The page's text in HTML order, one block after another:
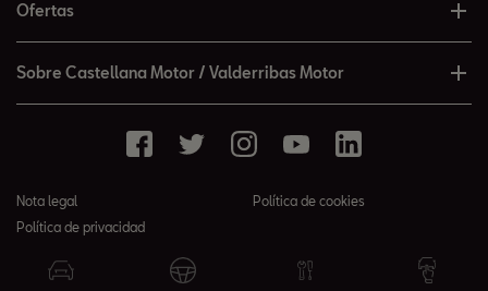
Ofertas
Sobre Castellana Motor / Valderribas Motor
Nota legal
Política de cookies
Política de privacidad
© 2026 Castellana Motor / Valderribas Motor todos los derechos
reservados